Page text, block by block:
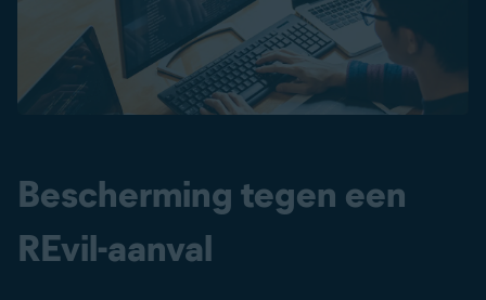
Bescherming tegen een
REvil-aanval